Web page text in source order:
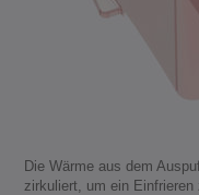
Die Wärme aus dem
zirkuliert, um ein Einfrieren